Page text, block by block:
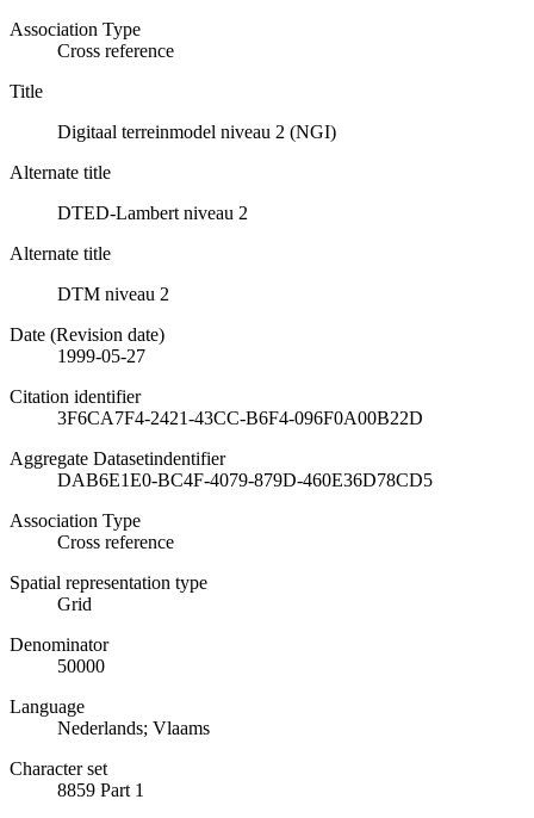
Association Type
Cross reference
Title
Digitaal terreinmodel niveau 2 (NGI)
Alternate title
DTED-Lambert niveau 2
Alternate title
DTM niveau 2
Date (Revision date)
1999-05-27
Citation identifier
3F6CA7F4-2421-43CC-B6F4-096F0A00B22D
Aggregate Datasetindentifier
DAB6E1E0-BC4F-4079-879D-460E36D78CD5
Association Type
Cross reference
Spatial representation type
Grid
Denominator
50000
Language
Nederlands; Vlaams
Character set
8859 Part 1